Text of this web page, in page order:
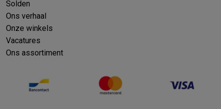
Solden
Ons verhaal
Onze winkels
Vacatures
Ons assortiment